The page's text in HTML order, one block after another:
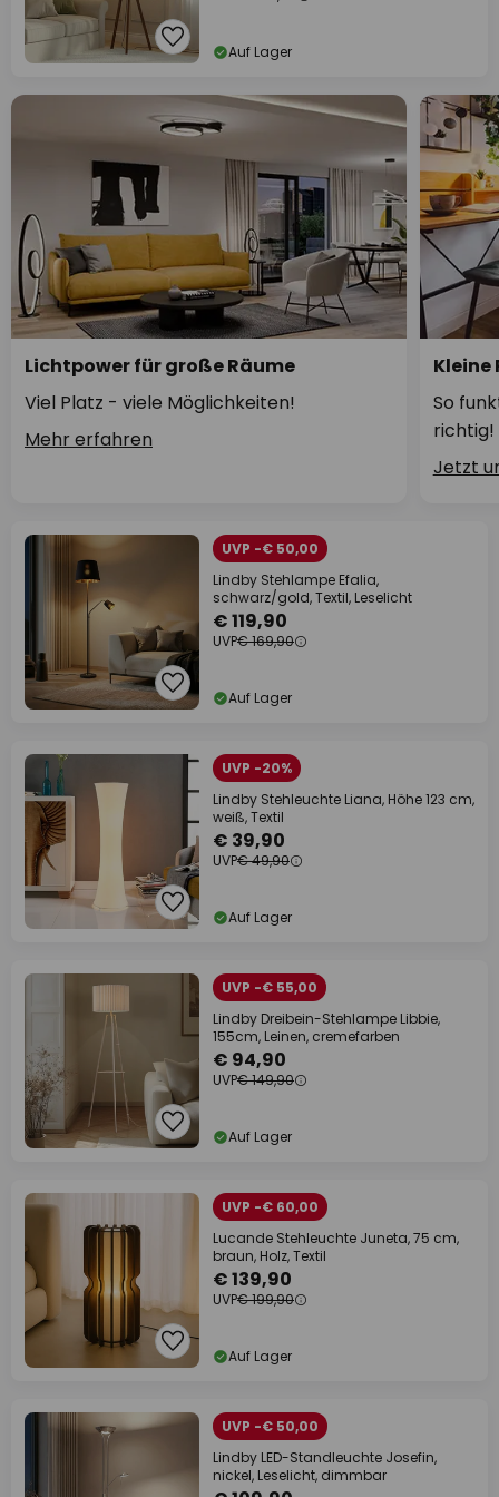
Auf Lager
Lichtpower für große Räume
Viel Platz - viele Möglichkeiten!
Mehr erfahren
Kleine
So
richtig!
Jetzt
UVP -€ 50,00
Lindby Stehlampe Efalia,
schwarz/gold, Textil, Leselicht
€ 119,90
UVP€ 169,90
Auf Lager
UVP -20%
Lindby Stehleuchte Liana, Höhe 123 cm,
weiß, Textil
€ 39,90
UVP€ 49,90
Auf Lager
UVP -€ 55,00
Lindby Dreibein-Stehlampe Libbie,
155cm, Leinen, cremefarben
€ 94,90
UVP€ 149,90
Auf Lager
UVP -€ 60,00
Lucande Stehleuchte Juneta, 75 cm,
braun, Holz, Textil
€ 139,90
UVP€ 199,90
Auf Lager
UVP -€ 50,00
Lindby LED-Standleuchte Josefin,
nickel, Leselicht, dimmbar